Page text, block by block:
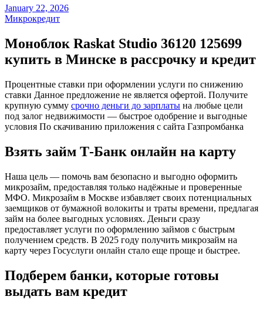
January 22, 2026
Микрокредит
Моноблок Raskat Studio 36120 125699
купить в Минске в рассрочку и кредит
Процентные ставки при оформлении услуги по снижению
ставки Данное предложение не является офертой. Получите
крупную сумму срочно деньги до зарплаты на любые цели
под залог недвижимости — быстрое одобрение и выгодные
условия По скачиванию приложения с сайта Газпромбанка
Взять займ Т-Банк онлайн на карту
Наша цель — помочь вам безопасно и выгодно оформить
микрозайм, предоставляя только надёжные и проверенные
МФО. Микрозайм в Москве избавляет своих потенциальных
заемщиков от бумажной волокиты и траты времени, предлагая
займ на более выгодных условиях. Деньги сразу
предоставляет услуги по оформлению займов с быстрым
получением средств. В 2025 году получить микрозайм на
карту через Госуслуги онлайн стало еще проще и быстрее.
Подберем банки, которые готовы
выдать вам кредит